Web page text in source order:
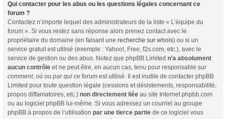
Qui contacter pour les abus ou les questions légales concernant ce
forum ?
Contactez n’importe lequel des administrateurs de la liste « L’équipe du
forum ». Si vous restez sans réponse alors prenez contact avec le
propriétaire du domaine (en faisant une recherche sur whois) ou si un
service gratuit est utilisé (exemple : Yahoo!, Free, f2s.com, etc.), avec le
service de gestion ou des abus. Notez que phpBB Limited n’a absolument
aucun contrôle et ne peut être, en aucun cas, tenu pour responsable sur
comment, où ou par qui ce forum est utilisé. Il est inutile de contacter phpBB
Limited pour toute question légale (cessions et désistements, responsabilité,
propos diffamatoires, etc.) non directement liée au site Internet phpbb.com
ou au logiciel phpBB lui-même. Si vous adressez un courriel au groupe
phpBB à propos de l’utilisation par une tierce partie de ce logiciel vous